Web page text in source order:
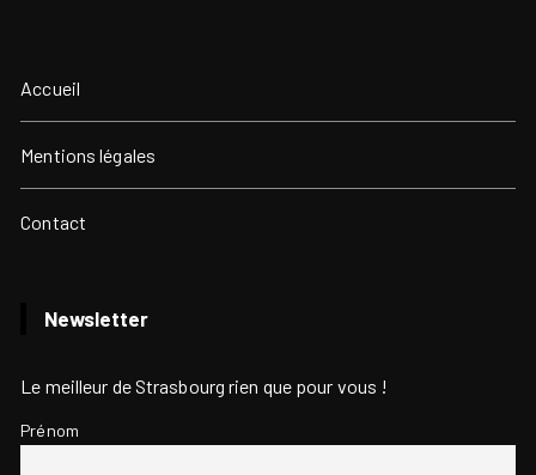
Accueil
Mentions légales
Contact
Newsletter
Le meilleur de Strasbourg rien que pour vous !
Prénom